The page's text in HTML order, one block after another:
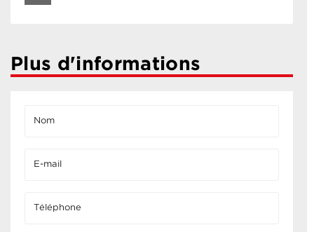
Plus d'informations